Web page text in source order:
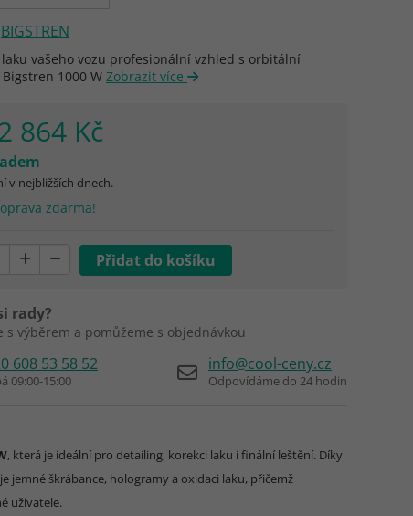
BIGSTREN
vašeho vozu profesionální vzhled s orbitální
1000 W Zobrazit více
864 Kč
v nejbližších dnech.
zdarma!
rady?
s výběrem a pomůžeme s objednávkou
608 53 58 52
09:00-15:00
info@cool-ceny.cz
Odpovídáme do 24 hodin
, která je ideální pro detailing, korekci laku i finální leštění. Díky
škrábance, hologramy a oxidaci laku, přičemž
uživatele.